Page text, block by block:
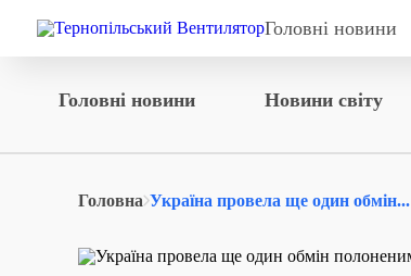
Головні новини
Головні новини Новини світу
Головна Україна провела ще один обмін...